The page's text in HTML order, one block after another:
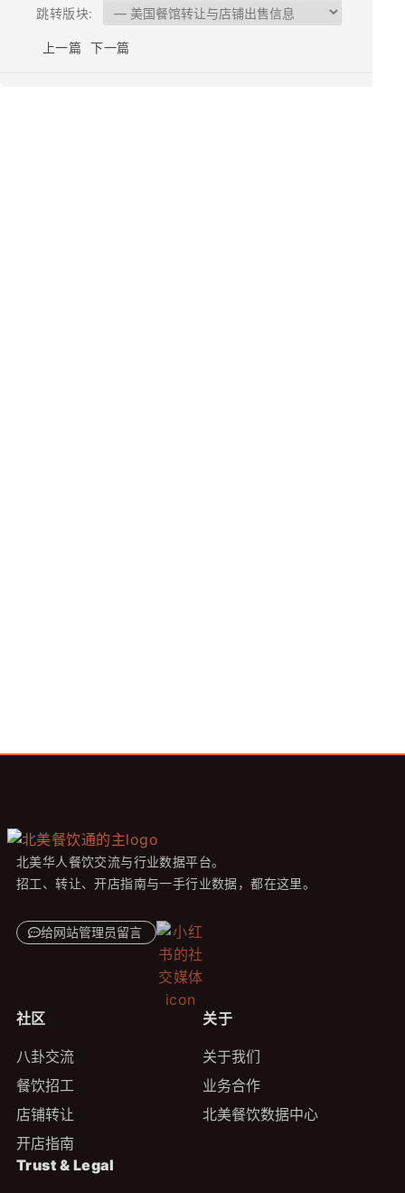
跳转版块:
上一篇 下一篇
北美华人餐饮交流与行业数据平台。
招工、转让、开店指南与一手行业数据，都在这里。
给网站管理员留言
社区
八卦交流
餐饮招工
店铺转让
开店指南
关于
关于我们
业务合作
北美餐饮数据中心
Trust & Legal